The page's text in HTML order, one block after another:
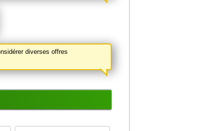
diverses offres